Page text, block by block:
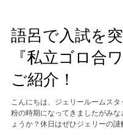
語呂で入試を
『私立ゴロ合
ご紹介！
こんにちは、ジェリールームスタ
粉の時期になってきましたがみな